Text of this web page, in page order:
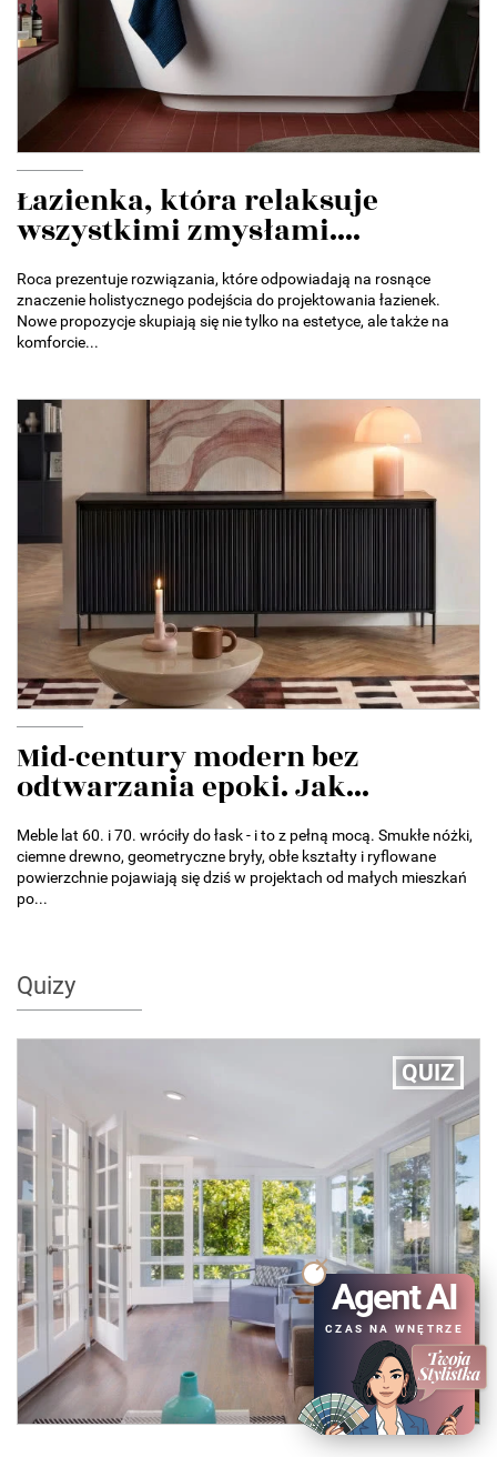
Łazienka, która relaksuje
wszystkimi zmysłami....
Roca prezentuje rozwiązania, które odpowiadają na rosnące
znaczenie holistycznego podejścia do projektowania łazienek.
Nowe propozycje skupiają się nie tylko na estetyce, ale także na
komforcie...
Mid-century modern bez
odtwarzania epoki. Jak...
Meble lat 60. i 70. wróciły do łask - i to z pełną mocą. Smukłe nóżki,
ciemne drewno, geometryczne bryły, obłe kształty i ryflowane
powierzchnie pojawiają się dziś w projektach od małych mieszkań
po...
Quizy
QUIZ
Agent AI
CZAS NA WNĘTRZE